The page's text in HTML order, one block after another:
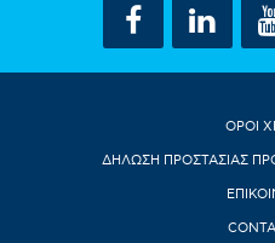
ΟΡΟΙ
ΔΗΛΩΣΗ ΠΡΟΣΤΑΣΙΑΣ